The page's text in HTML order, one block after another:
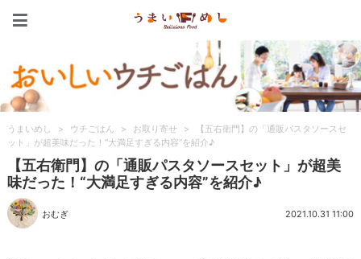
うまいめし > ウチごはん > お取り寄せ >
【五右衛門】の「通販パスタソースセ
ット」が超美味だった！“大満足すぎる内容”を紹介♪
【五右衛門】の「通販パスタソースセット」が超美
味だった！“大満足すぎる内容”を紹介♪
おむぎ 2021.10.31 11:00